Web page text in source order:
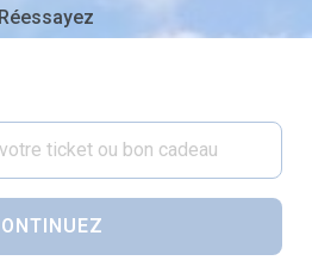
Réessayez